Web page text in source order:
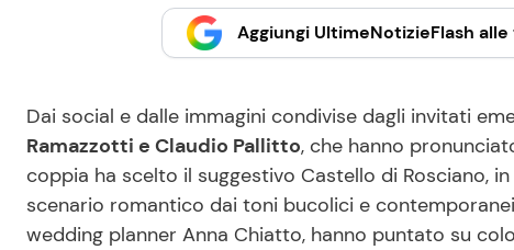
Aggiungi UltimeNotizieFlash
Dai social e dalle immagini condivise dagli invitati
Ramazzotti e Claudio Pallitto, che hanno
coppia ha scelto il suggestivo Castello di Rosciano,
scenario romantico dai toni bucolici e
wedding planner Anna Chiatto, hanno puntato su